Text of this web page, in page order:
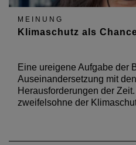
MEINUNG
Klimaschutz als
Eine ureigene Aufgabe der
Auseinandersetzung mit
Herausforderungen der
zweifelsohne der